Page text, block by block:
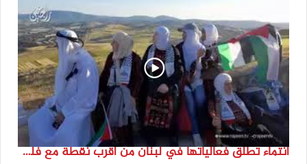
انتماء تطلق فعالياتها في لبنان من أقرب نقطة مع فلسطين المحتلة في ذكرى النكبة_74تقرير: جنى شحرور